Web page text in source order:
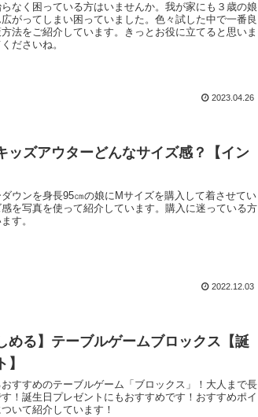
なく困っている方はいませんか。我が家にも３歳の娘
がってしまい困っていました。色々試した中で一番良
法をご紹介しています。きっとお役に立てると思いま
ださいね。
2023.04.26
ッズアウターどんなサイズ感？【イン
ウンを身長95㎝の娘にMサイズを購入して着させてい
を写真を使って紹介しています。購入に迷っている方
す。
2022.12.03
める】テーブルゲームブロックス【誕
すすめのテーブルゲーム「ブロックス」！大人まで長
！誕生日プレゼントにもおすすめです！おすすめポイ
いて紹介しています！